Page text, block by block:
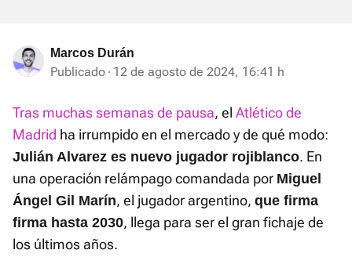
Marcos Durán
Publicado 12 de agosto de 2024, 16:41 h
Tras muchas semanas de pausa, el Atlético de
Madrid ha irrumpido en el mercado y de qué modo:
Julián Alvarez es nuevo jugador rojiblanco. En
una operación relámpago comandada por Miguel
Ángel Gil Marín, el jugador argentino, que firma
firma hasta 2030, llega para ser el gran fichaje de
los últimos años.